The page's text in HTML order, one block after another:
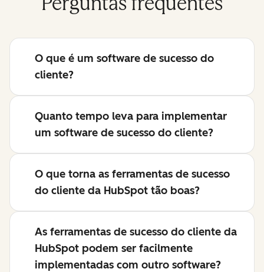
O que é um software de sucesso do
cliente?
Quanto tempo leva para implementar
um software de sucesso do cliente?
O que torna as ferramentas de sucesso
do cliente da HubSpot tão boas?
As ferramentas de sucesso do cliente da
HubSpot podem ser facilmente
implementadas com outro software?